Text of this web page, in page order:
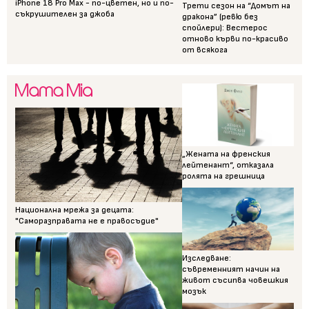
iPhone 18 Pro Max - по-цветен, но и по-
съкрушителен за джоба
Трети сезон на “Домът на
дракона” (ревю без
спойлери): Вестерос
отново кърви по-красиво
от всякога
Национална мрежа за децата:
"Саморазправата не е правосъдие"
„Жената на френския
лейтенант“, отказала
ролята на грешница
Изследване:
съвременният начин на
живот съсипва човешкия
мозък